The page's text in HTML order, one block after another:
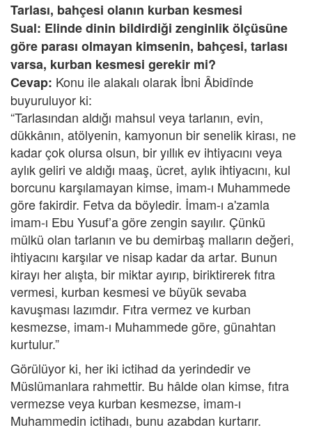
Tarlası, bahçesi olanın kurban kesmesi
Sual: Elinde dinin bildirdiği zenginlik ölçüsüne
göre parası olmayan kimsenin, bahçesi, tarlası
varsa, kurban kesmesi gerekir mi?
Cevap: Konu ile alakalı olarak İbni Âbidînde
buyuruluyor ki:
“Tarlasından aldığı mahsul veya tarlanın, evin,
dükkânın, atölyenin, kamyonun bir senelik kirası, ne
kadar çok olursa olsun, bir yıllık ev ihtiyacını veya
aylık geliri ve aldığı maaş, ücret, aylık ihtiyacını, kul
borcunu karşılamayan kimse, imam-ı Muhammede
göre fakirdir. Fetva da böyledir. İmam-ı a'zamla
imam-ı Ebu Yusuf’a göre zengin sayılır. Çünkü
mülkü olan tarlanın ve bu demirbaş malların değeri,
ihtiyacını karşılar ve nisap kadar da artar. Bunun
kirayı her alışta, bir miktar ayırıp, biriktirerek fıtra
vermesi, kurban kesmesi ve büyük sevaba
kavuşması lazımdır. Fıtra vermez ve kurban
kesmezse, imam-ı Muhammede göre, günahtan
kurtulur.”
Görülüyor ki, her iki ictihad da yerindedir ve
Müslümanlara rahmettir. Bu hâlde olan kimse, fıtra
vermezse veya kurban kesmezse, imam-ı
Muhammedin ictihadı, bunu azabdan kurtarır.